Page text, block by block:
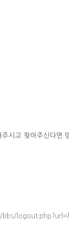
시고 찾아주신다면
bbs/